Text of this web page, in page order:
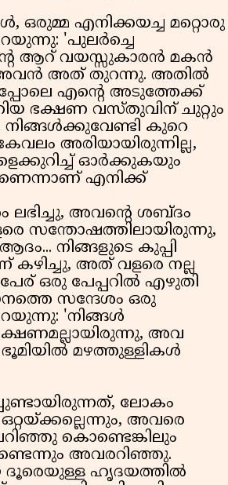
ഒരുമ്മ എനിക്കയച്ച മറ്റൊരു
'പുലർച്ചെ
ആറ് വയസ്സുകാരൻ മകൻ
അവൻ അത് തുറന്നു. അതിൽ
എന്റെ അടുത്തേക്ക്
ഭക്ഷണ വസ്തുവിന് ചുറ്റും
കുറെ
അരിയായിരുന്നില്ല,
ഓർക്കുകയും
എനിക്ക്
ലഭിച്ചു, അവന്റെ ശബ്ദം
സന്തോഷത്തിലായിരുന്നു,
നിങ്ങളുടെ കുപ്പി
കഴിച്ചു, അത് വളരെ നല്ല
ഒരു പേപ്പറിൽ എഴുതി
സന്ദേശം ഒരു
'നിങ്ങൾ
അവ
മഴത്തുള്ളികൾ
ലോകം
അവരെ
കൊണ്ടെങ്കിലും
അവരറിഞ്ഞു.
ദൂരെയുള്ള ഹൃദയത്തിൽ